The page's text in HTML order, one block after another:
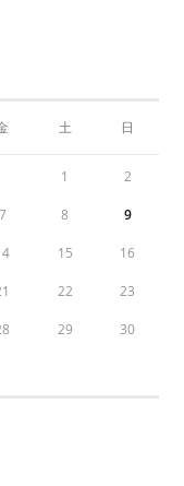
土 日
1 2
7 8 9
15 16
22 23
29 30